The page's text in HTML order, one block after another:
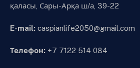
қаласы, Сары-Арқа ш/а, 39-22
E-mail: caspianlife2050@gmail.com
Телефон: +7 7122 514 084